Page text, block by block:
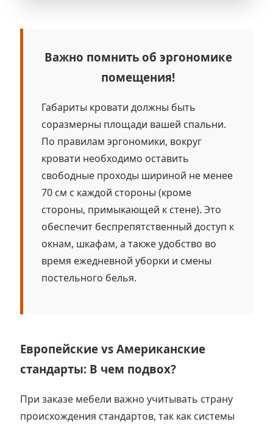
Важно помнить об эргономике
помещения!
Габариты кровати должны быть
соразмерны площади вашей спальни.
По правилам эргономики, вокруг
кровати необходимо оставить
свободные проходы шириной не менее
70 см с каждой стороны (кроме
стороны, примыкающей к стене). Это
обеспечит беспрепятственный доступ к
окнам, шкафам, а также удобство во
время ежедневной уборки и смены
постельного белья.
Европейские vs Американские
стандарты: В чем подвох?
При заказе мебели важно учитывать страну
происхождения стандартов, так как системы